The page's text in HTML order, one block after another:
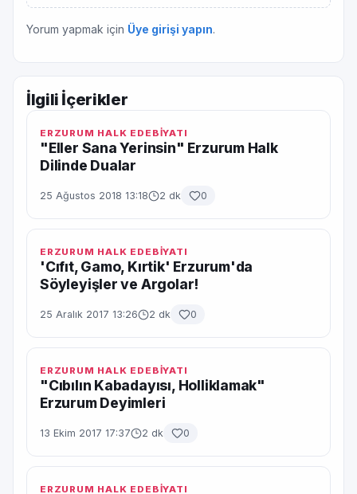
Yorum yapmak için Üye girişi yapın.
İlgili İçerikler
ERZURUM HALK EDEBİYATI
"Eller Sana Yerinsin" Erzurum Halk
Dilinde Dualar
25 Ağustos 2018 13:18 2 dk 0
ERZURUM HALK EDEBİYATI
'Cıfıt, Gamo, Kırtik' Erzurum'da
Söyleyişler ve Argolar!
25 Aralık 2017 13:26 2 dk 0
ERZURUM HALK EDEBİYATI
"Cıbılın Kabadayısı, Holliklamak"
Erzurum Deyimleri
13 Ekim 2017 17:37 2 dk 0
ERZURUM HALK EDEBİYATI